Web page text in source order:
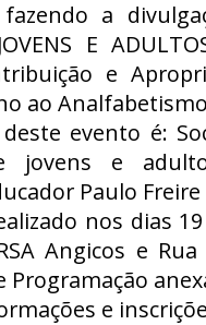
a
E
e
ao
evento é:
jovens e
Paulo
nos dias
Angicos e
e